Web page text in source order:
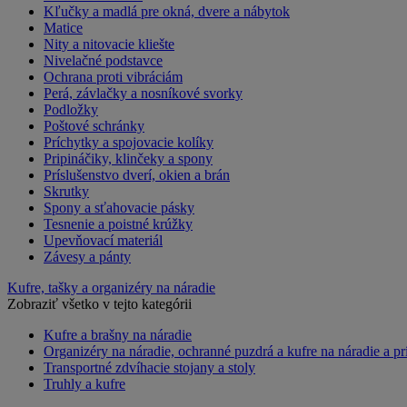
Kľučky a madlá pre okná, dvere a nábytok
Matice
Nity a nitovacie kliešte
Nivelačné podstavce
Ochrana proti vibráciám
Perá, závlačky a nosníkové svorky
Podložky
Poštové schránky
Príchytky a spojovacie kolíky
Pripináčiky, klinčeky a spony
Príslušenstvo dverí, okien a brán
Skrutky
Spony a sťahovacie pásky
Tesnenie a poistné krúžky
Upevňovací materiál
Závesy a pánty
Kufre, tašky a organizéry na náradie
Zobraziť všetko v tejto kategórii
Kufre a brašny na náradie
Organizéry na náradie, ochranné puzdrá a kufre na náradie a
Transportné zdvíhacie stojany a stoly
Truhly a kufre